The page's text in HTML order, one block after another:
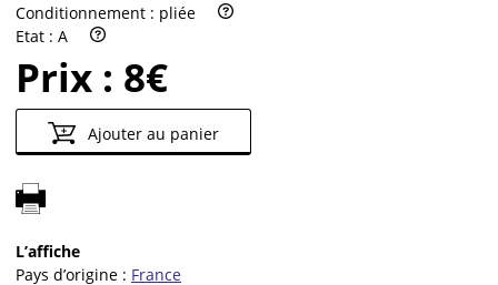
Conditionnement : pliée
Etat : A
Prix : 8€
Ajouter au panier
L’affiche
Pays d’origine : France